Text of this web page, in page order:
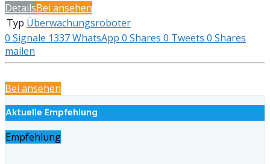
DetailsBei ansehen
Typ Überwachungsroboter
0 Signale 1337WhatsApp 0 Shares 0 Tweets 0 Shares
mailen
Bei ansehen
Aktuelle Empfehlung
Empfehlung